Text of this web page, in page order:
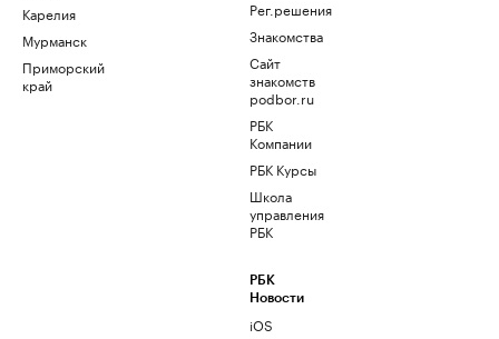
Карелия
Мурманск
Приморский
край
Рег.решения
Знакомства
Сайт
знакомств
podbor.ru
РБК
Компании
РБК Курсы
Школа
управления
РБК
РБК
Новости
iOS